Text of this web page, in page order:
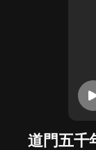
道門五千